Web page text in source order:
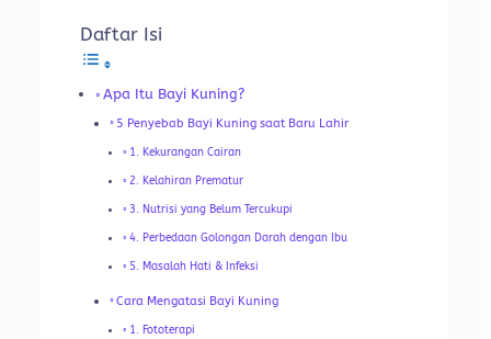
Daftar Isi
Apa Itu Bayi Kuning?
5 Penyebab Bayi Kuning saat Baru Lahir
1. Kekurangan Cairan
2. Kelahiran Prematur
3. Nutrisi yang Belum Tercukupi
4. Perbedaan Golongan Darah dengan Ibu
5. Masalah Hati & Infeksi
Cara Mengatasi Bayi Kuning
1. Fototerapi